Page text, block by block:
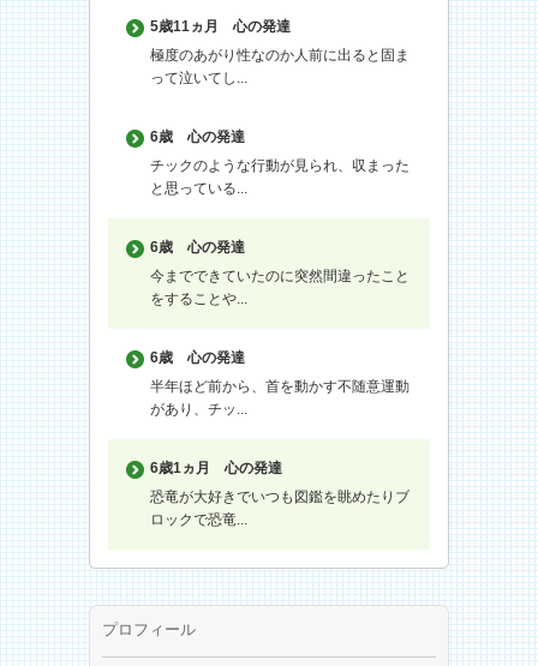
5歳11ヵ月
心の発達
極度のあがり性なのか人前に出ると固ま
って泣いてし...
6歳
心の発達
チックのような行動が見られ、収まった
と思っている...
6歳
心の発達
今までできていたのに突然間違ったこと
をすることや...
6歳
心の発達
半年ほど前から、首を動かす不随意運動
があり、チッ...
6歳1ヵ月
心の発達
恐竜が大好きでいつも図鑑を眺めたりブ
ロックで恐竜...
プロフィール